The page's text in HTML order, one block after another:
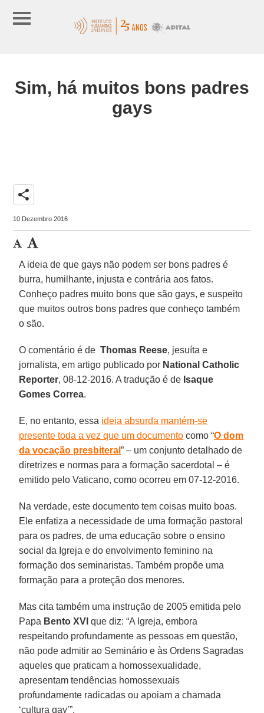
Sim, há muitos bons padres
gays
share
10 Dezembro 2016
A ideia de que gays não podem ser bons padres é
burra, humilhante, injusta e contrária aos fatos.
Conheço padres muito bons que são gays, e suspeito
que muitos outros bons padres que conheço também
o são.
O comentário é deThomas Reese, jesuíta e
jornalista, em artigo publicado por National Catholic
Reporter, 08-12-2016. A tradução é de Isaque
Gomes Correa.
E, no entanto, essa ideia absurda mantém-se
presente toda a vez que um documento como “O dom
da vocação presbiteral” – um conjunto detalhado de
diretrizes e normas para a formação sacerdotal – é
emitido pelo Vaticano, como ocorreu em 07-12-2016.
Na verdade, este documento tem coisas muito boas.
Ele enfatiza a necessidade de uma formação pastoral
para os padres, de uma educação sobre o ensino
social da Igreja e do envolvimento feminino na
formação dos seminaristas. Também propõe uma
formação para a proteção dos menores.
Mas cita também uma instrução de 2005 emitida pelo
Papa Bento XVI que diz: “A Igreja, embora
respeitando profundamente as pessoas em questão,
não pode admitir ao Seminário e às Ordens Sagradas
aqueles que praticam a homossexualidade,
apresentam tendências homossexuais
profundamente radicadas ou apoiam a chamada
‘cultura gay’”.